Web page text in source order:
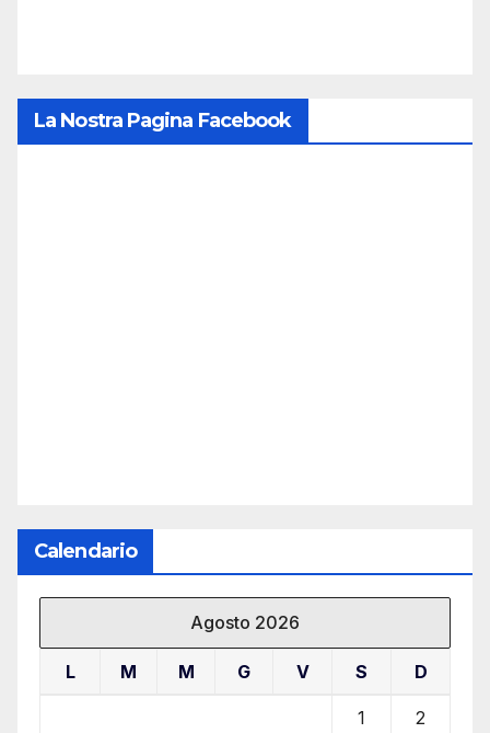
La Nostra Pagina Facebook
Calendario
Agosto 2026
L M M G V S D
1 2